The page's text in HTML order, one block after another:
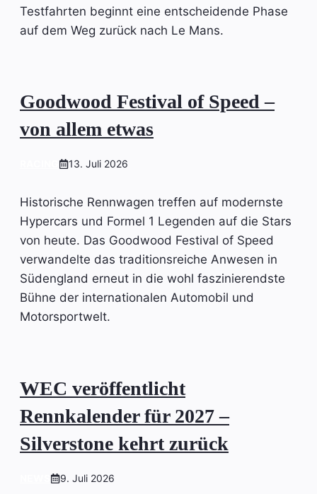
Testfahrten beginnt eine entscheidende Phase
auf dem Weg zurück nach Le Mans.
Goodwood Festival of Speed –
von allem etwas
13. Juli 2026
Historische Rennwagen treffen auf modernste
Hypercars und Formel 1 Legenden auf die Stars
von heute. Das Goodwood Festival of Speed
verwandelte das traditionsreiche Anwesen in
Südengland erneut in die wohl faszinierendste
Bühne der internationalen Automobil und
Motorsportwelt.
WEC veröffentlicht
Rennkalender für 2027 –
Silverstone kehrt zurück
9. Juli 2026